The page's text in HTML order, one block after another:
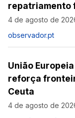
repatriamento
4 de agosto de
observador.pt
União
reforça
Ceuta
4 de agosto de